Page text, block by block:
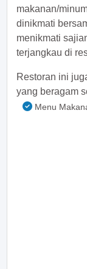
makanan/
dinikmati
menikmati
terjangkau di
Restoran ini
yang beragam
Menu